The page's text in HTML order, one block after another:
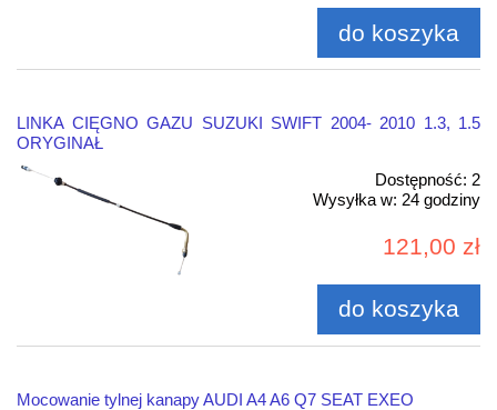
do koszyka
LINKA CIĘGNO GAZU SUZUKI SWIFT 2004- 2010 1.3, 1.5
ORYGINAŁ
Dostępność: 2
Wysyłka w: 24 godziny
121,00 zł
do koszyka
Mocowanie tylnej kanapy AUDI A4 A6 Q7 SEAT EXEO